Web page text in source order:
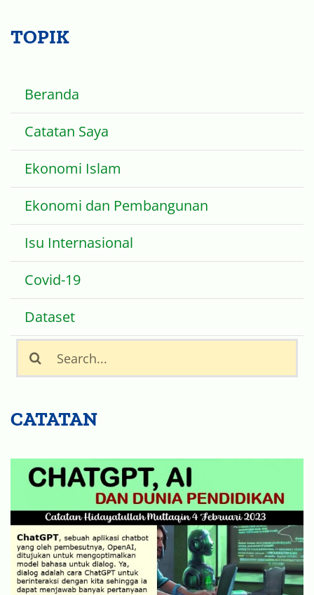
Catatan Saya
Ekonomi Islam
Ekonomi dan Pembangunan
Isu Internasional
Covid-19
Dataset
Search
for:
CATATAN